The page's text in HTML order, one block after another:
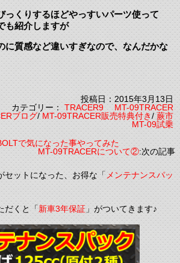
っくりするほどやっすいパーツ使って
紹介しますが
に質感など違いすぎなので、なんだかな
投稿日：2015年3月13日
カテゴリー：TRACER9 MT-09TRACER
ブログ/MT-09TRACER販売特典付き/蕨市
MT-09試乗
で気になった事やってみた
MT-09TRACERについて②:次の記事
セットになった、お得な「メンテナンスパッ
だくと「新車3年保証」がついてきます♪